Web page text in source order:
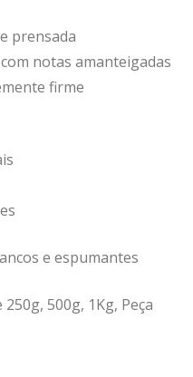
prensada
notas amanteigadas
firme
e espumantes
500g, 1Kg, Peça